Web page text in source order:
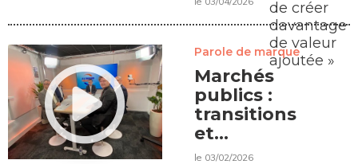
Parole de marque
Marchés
publics :
transitions
et
opportunités
le 03/02/2026
de créer
davantage
de valeur
ajoutée »